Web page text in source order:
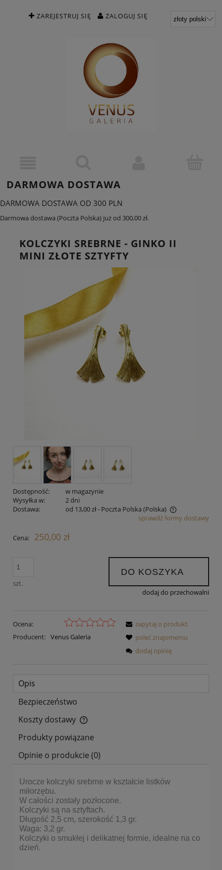
ZAREJESTRUJ SIĘ ZALOGUJ SIĘ
DARMOWA DOSTAWA
DARMOWA DOSTAWA OD 300 PLN
Darmowa dostawa (Poczta Polska) już od 300,00 zł.
KOLCZYKI SREBRNE - GINKO II
MINI ZŁOTE SZTYFTY
Dostępność:
w magazynie
Wysyłka w:
2 dni
Dostawa:
od 13,00 zł- Poczta Polska (Polska)
Cena nie zawiera ewentualnych kosztów płatnościsprawdź formy dostawy
Cena: 250,00 zł
szt.
DO KOSZYKA
dodaj do przechowalni
Ocena:
Producent: Venus Galeria
zapytaj o produkt
poleć znajomemu
dodaj opinię
Opis
Bezpieczeństwo
Koszty dostawy
Cena nie zawiera ewentualnych kosztów płatności
Produkty powiązane
Opinie o produkcie (0)
Urocze kolczyki srebrne w kształcie listków
miłorzębu.
W całości zostały pozłocone.
Kolczyki są na sztyftach.
Długość 2,5 cm, szerokość 1,3 gr.
Waga: 3,2 gr.
Kolczyki o smukłej i delikatnej formie, idealne na co
dzień.